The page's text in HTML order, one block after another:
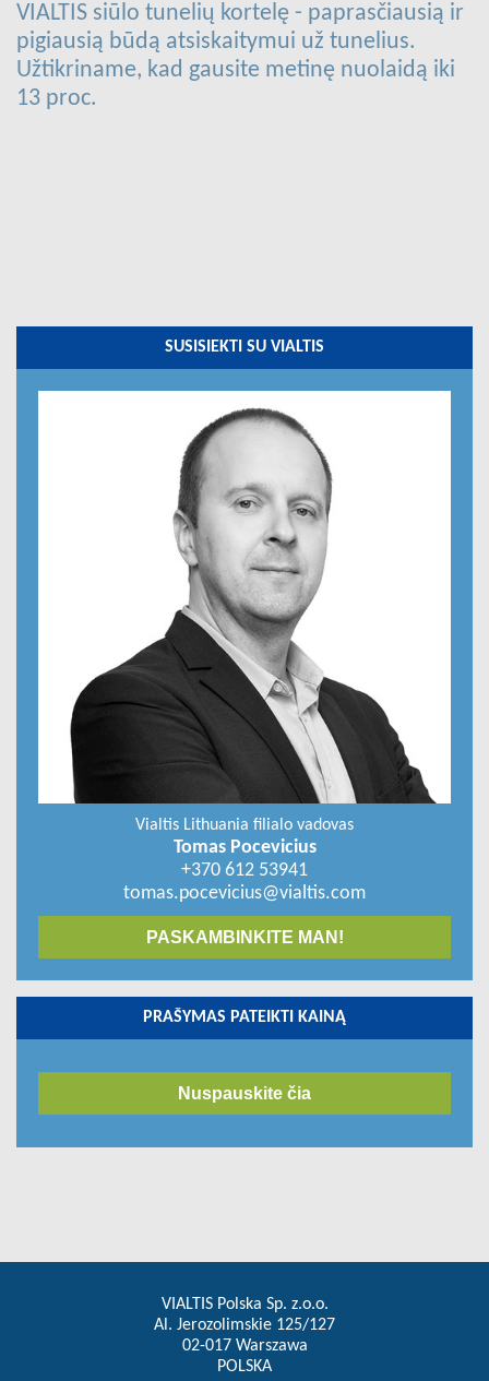
VIALTIS siūlo tunelių kortelę - paprasčiausią ir
pigiausią būdą atsiskaitymui už tunelius.
Užtikriname, kad gausite metinę nuolaidą iki
13 proc.
SUSISIEKTI SU VIALTIS
Vialtis Lithuania filialo vadovas
Tomas Pocevicius
+370 612 53941
tomas.pocevicius@vialtis.com
PASKAMBINKITE MAN!
PRAŠYMAS PATEIKTI KAINĄ
Nuspauskite čia
VIALTIS Polska Sp. z.o.o.
Al. Jerozolimskie 125/127
02-017 Warszawa
POLSKA